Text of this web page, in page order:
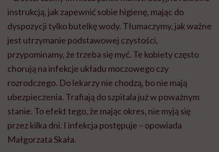
instrukcją, jak zapewnić sobie higienę, mając do
dyspozycji tylko butelkę wody. Tłumaczymy, jak ważne
jest utrzymanie podstawowej czystości,
przypominamy, że trzeba się myć. Te kobiety często
chorują na infekcje układu moczowego czy
rozrodczego. Do lekarzy nie chodzą, bo nie mają
ubezpieczenia. Trafiają do szpitala już w poważnym
stanie. To efekt tego, że mając okres, nie myją się
przez kilka dni. I infekcja postępuje – opowiada
Małgorzata Skała.